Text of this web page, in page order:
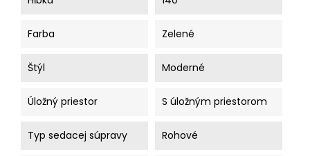
Farba Zelené
Štýl Moderné
Úložný priestor S úložným priestorom
Typ sedacej súpravy Rohové